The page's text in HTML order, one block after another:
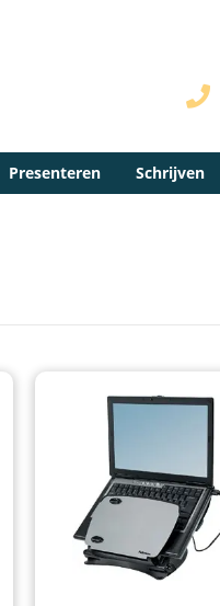
Presenteren Schrijven